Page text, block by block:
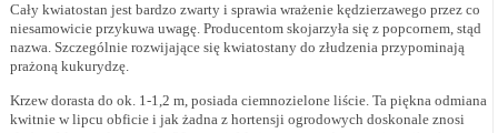
Cały kwiatostan jest bardzo zwarty i sprawia wrażenie kędzierzawego przez co
niesamowicie przykuwa uwagę. Producentom skojarzyła się z popcornem, stąd
nazwa. Szczególnie rozwijające się kwiatostany do złudzenia przypominają
prażoną kukurydzę.
Krzew dorasta do ok. 1-1,2 m, posiada ciemnozielone liście. Ta piękna odmiana
kwitnie w lipcu obficie i jak żadna z hortensji ogrodowych doskonale znosi